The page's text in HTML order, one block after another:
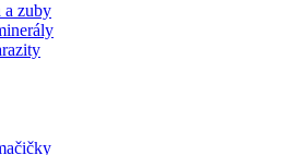
a zuby